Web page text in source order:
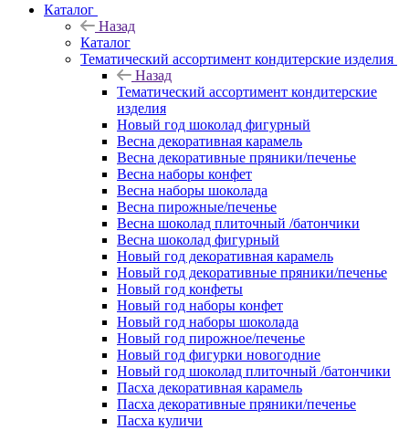
Каталог
Назад
Каталог
Тематический ассортимент кондитерские изделия
Назад
Тематический ассортимент кондитерские
изделия
Новый год шоколад фигурный
Весна декоративная карамель
Весна декоративные пряники/печенье
Весна наборы конфет
Весна наборы шоколада
Весна пирожные/печенье
Весна шоколад плиточный /батончики
Весна шоколад фигурный
Новый год декоративная карамель
Новый год декоративные пряники/печенье
Новый год конфеты
Новый год наборы конфет
Новый год наборы шоколада
Новый год пирожное/печенье
Новый год фигурки новогодние
Новый год шоколад плиточный /батончики
Пасха декоративная карамель
Пасха декоративные пряники/печенье
Пасха куличи